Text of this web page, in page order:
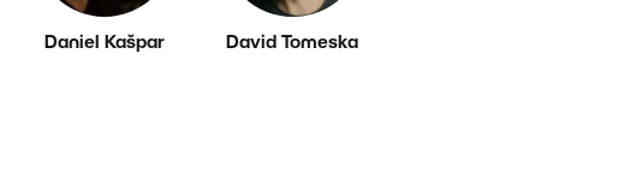
Daniel Kašpar David Tomeska